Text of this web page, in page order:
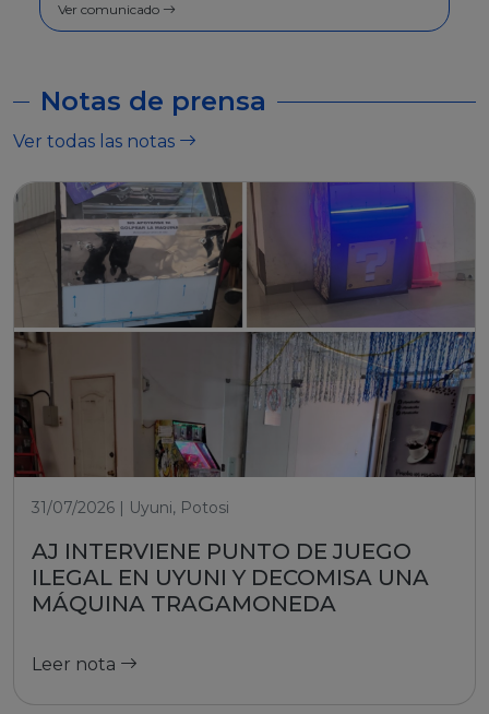
Ver comunicado
Notas de prensa
Ver todas las notas
31/07/2026 | Uyuni, Potosi
AJ INTERVIENE PUNTO DE JUEGO
ILEGAL EN UYUNI Y DECOMISA UNA
MÁQUINA TRAGAMONEDA
Leer nota